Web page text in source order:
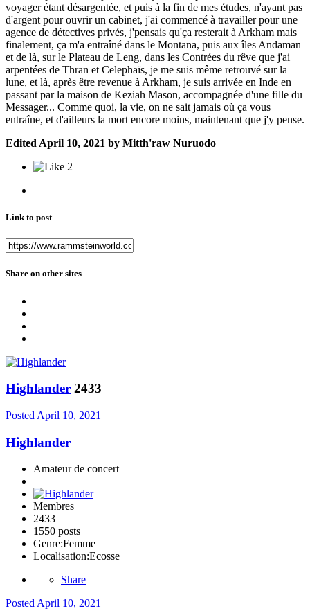
voyager étant désargentée, et puis à la fin de mes études, n'ayant pas
d'argent pour ouvrir un cabinet, j'ai commencé à travailler pour une
agence de détectives privés, j'pensais qu'ça resterait à Arkham mais
finalement, ça m'a entraîné dans le Montana, puis aux îles Andaman
et de là, sur le Plateau de Leng, dans les Contrées du rêve que j'ai
arpentées de Thran et Celephaïs, je me suis même retrouvé sur la
lune, et là, après être revenue à Arkham, je suis arrivée en Inde en
passant par la maison de Keziah Mason, accompagnée d'une fille du
Messager... Comme quoi, la vie, on ne sait jamais où ça vous
entraîne, et d'ailleurs la mort encore moins, maintenant que j'y pense.
Edited April 10, 2021 by Mitth'raw Nuruodo
2
Link to post
Share on other sites
Highlander 2433
Posted April 10, 2021
Highlander
Amateur de concert
Membres
2433
1550 posts
Genre:Femme
Localisation:Ecosse
Share
PostedApril 10, 2021